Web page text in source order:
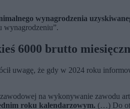
wynagrodzenia
wynagrodzeniu”.
6000 brutto
uwagę, że gdy w 2024 roku
na wykonywanie zawodu
roku kalendarzowym. (…) Do